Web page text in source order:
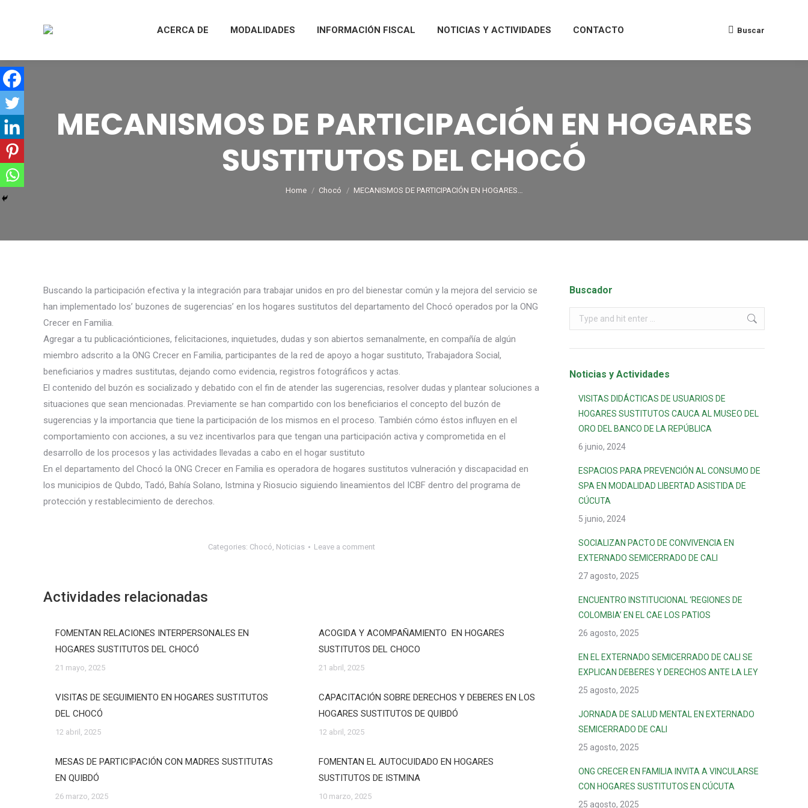
ACERCA DE MODALIDADES INFORMACIÓN FISCAL NOTICIAS Y ACTIVIDADES CONTACTO Buscar
MECANISMOS DE PARTICIPACIÓN EN HOGARES
SUSTITUTOS DEL CHOCÓ
You are here:
Home Chocó MECANISMOS DE PARTICIPACIÓN EN HOGARES…
Buscando la participación efectiva y la integración para trabajar unidos en pro del bienestar común y la mejora del servicio se
han implementado los’ buzones de sugerencias’ en los hogares sustitutos del departamento del Chocó operados por la ONG
Crecer en Familia.
Agregar a tu publicaciónticiones, felicitaciones, inquietudes, dudas y son abiertos semanalmente, en compañía de algún
miembro adscrito a la ONG Crecer en Familia, participantes de la red de apoyo a hogar sustituto, Trabajadora Social,
beneficiarios y madres sustitutas, dejando como evidencia, registros fotográficos y actas.
El contenido del buzón es socializado y debatido con el fin de atender las sugerencias, resolver dudas y plantear soluciones a
situaciones que sean mencionadas. Previamente se han compartido con los beneficiarios el concepto del buzón de
sugerencias y la importancia que tiene la participación de los mismos en el proceso. También cómo éstos influyen en el
comportamiento con acciones, a su vez incentivarlos para que tengan una participación activa y comprometida en el
desarrollo de los procesos y las actividades llevadas a cabo en el hogar sustituto
En el departamento del Chocó la ONG Crecer en Familia es operadora de hogares sustitutos vulneración y discapacidad en
los municipios de Qubdo, Tadó, Bahía Solano, Istmina y Riosucio siguiendo lineamientos del ICBF dentro del programa de
protección y restablecimiento de derechos.
Categories: Chocó, Noticias Leave a comment
Actividades relacionadas
FOMENTAN RELACIONES INTERPERSONALES EN
HOGARES SUSTITUTOS DEL CHOCÓ
21 mayo, 2025
ACOGIDA Y ACOMPAÑAMIENTO EN HOGARES
SUSTITUTOS DEL CHOCO
21 abril, 2025
VISITAS DE SEGUIMIENTO EN HOGARES SUSTITUTOS
DEL CHOCÓ
12 abril, 2025
CAPACITACIÓN SOBRE DERECHOS Y DEBERES EN LOS
HOGARES SUSTITUTOS DE QUIBDÓ
12 abril, 2025
MESAS DE PARTICIPACIÓN CON MADRES SUSTITUTAS
EN QUIBDÓ
26 marzo, 2025
FOMENTAN EL AUTOCUIDADO EN HOGARES
SUSTITUTOS DE ISTMINA
10 marzo, 2025
Buscador
Noticias y Actividades
VISITAS DIDÁCTICAS DE USUARIOS DE
HOGARES SUSTITUTOS CAUCA AL MUSEO DEL
ORO DEL BANCO DE LA REPÚBLICA
6 junio, 2024
ESPACIOS PARA PREVENCIÓN AL CONSUMO DE
SPA EN MODALIDAD LIBERTAD ASISTIDA DE
CÚCUTA
5 junio, 2024
SOCIALIZAN PACTO DE CONVIVENCIA EN
EXTERNADO SEMICERRADO DE CALI
27 agosto, 2025
ENCUENTRO INSTITUCIONAL ‘REGIONES DE
COLOMBIA’ EN EL CAE LOS PATIOS
26 agosto, 2025
EN EL EXTERNADO SEMICERRADO DE CALI SE
EXPLICAN DEBERES Y DERECHOS ANTE LA LEY
25 agosto, 2025
JORNADA DE SALUD MENTAL EN EXTERNADO
SEMICERRADO DE CALI
25 agosto, 2025
ONG CRECER EN FAMILIA INVITA A VINCULARSE
CON HOGARES SUSTITUTOS EN CÚCUTA
25 agosto, 2025